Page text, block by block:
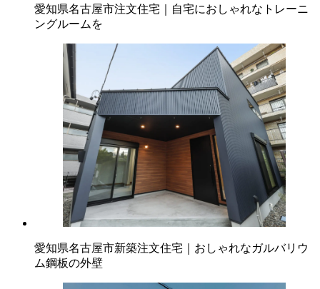
愛知県名古屋市注文住宅｜自宅におしゃれなトレーニ
ングルームを
愛知県名古屋市新築注文住宅｜おしゃれなガルバリウ
ム鋼板の外壁